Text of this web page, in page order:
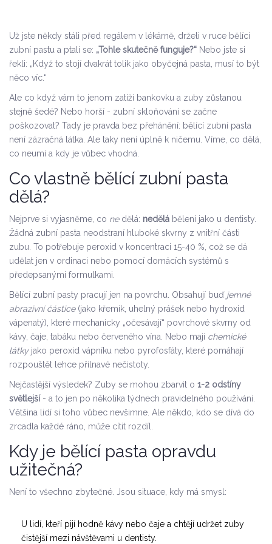
Už jste někdy stáli před regálem v lékárně, drželi v ruce bělící
zubní pastu a ptali se: „Tohle skutečně funguje?“ Nebo jste si
řekli: „Když to stojí dvakrát tolik jako obyčejná pasta, musí to být
něco víc.“
Ale co když vám to jenom zatíží bankovku a zuby zůstanou
stejně šedé? Nebo horší - zubní skloňování se začne
poškozovat? Tady je pravda bez přehánění: bělící zubní pasta
není zázračná látka. Ale taky není úplně k ničemu. Víme, co dělá,
co neumí a kdy je vůbec vhodná.
Co vlastně bělící zubní pasta
dělá?
Nejprve si vyjasněme, co nedělá: nedělá bělení jako u dentisty.
Žádná zubní pasta neodstraní hluboké skvrny z vnitřní části
zubu. To potřebuje peroxid v koncentraci 15-40 %, což se dá
udělat jen v ordinaci nebo pomocí domácích systémů s
předepsanými formulkami.
Bělící zubní pasty pracují jen na povrchu. Obsahují buď jemné
abrazivní částice(jako křemík, uhelný prášek nebo hydroxid
vápenatý), které mechanicky „očesávají“ povrchové skvrny od
kávy, čaje, tabáku nebo červeného vína. Nebo mají chemické
látkyjako peroxid vápníku nebo pyrofosfáty, které pomáhají
rozpouštět lehce přilnavé nečistoty.
Nejčastější výsledek? Zuby se mohou zbarvit o 1-2 odstíny
světlejší - a to jen po několika týdnech pravidelného používání.
Většina lidí si toho vůbec nevšimne. Ale někdo, kdo se dívá do
zrcadla každé ráno, může cítit rozdíl.
Kdy je bělící pasta opravdu
užitečná?
Není to všechno zbytečné. Jsou situace, kdy má smysl:
U lidí, kteří pijí hodně kávy nebo čaje a chtějí udržet zuby
čistější mezi návštěvami u dentisty.